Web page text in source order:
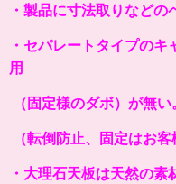
・製品に寸法取りなどの
・セパレートタイプの
用
（固定様のダボ）が無い。
（転倒防止、固定はお
・大理石天板は天然の